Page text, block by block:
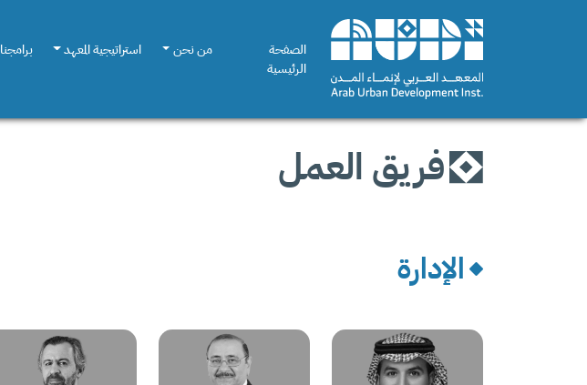
الصفحة
الرئيسية
من نحن استراتيجية المعهد برامجنا
فريق العمل
الإدارة